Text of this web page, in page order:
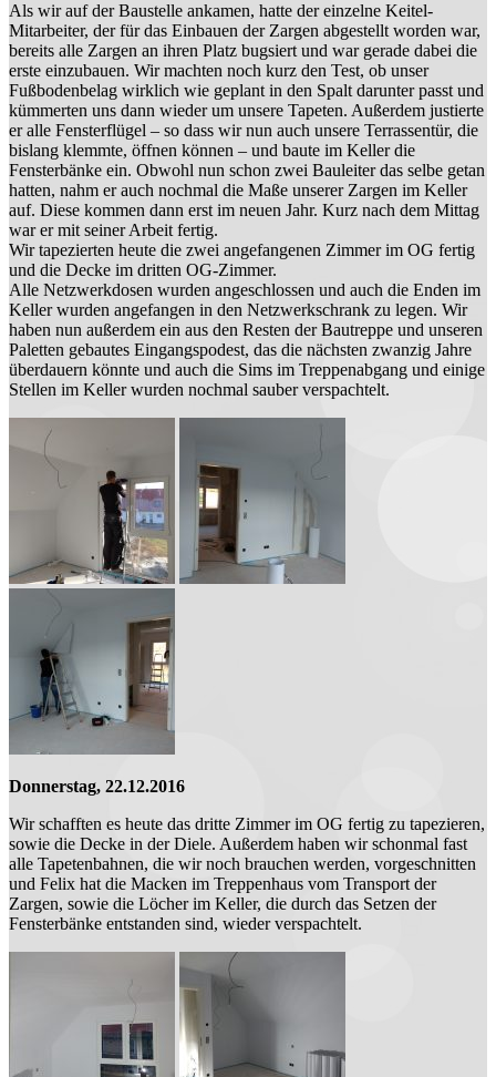
Als wir auf der Baustelle ankamen, hatte der einzelne Keitel-
Mitarbeiter, der für das Einbauen der Zargen abgestellt worden war,
bereits alle Zargen an ihren Platz bugsiert und war gerade dabei die
erste einzubauen. Wir machten noch kurz den Test, ob unser
Fußbodenbelag wirklich wie geplant in den Spalt darunter passt und
kümmerten uns dann wieder um unsere Tapeten. Außerdem justierte
er alle Fensterflügel – so dass wir nun auch unsere Terrassentür, die
bislang klemmte, öffnen können – und baute im Keller die
Fensterbänke ein. Obwohl nun schon zwei Bauleiter das selbe getan
hatten, nahm er auch nochmal die Maße unserer Zargen im Keller
auf. Diese kommen dann erst im neuen Jahr. Kurz nach dem Mittag
war er mit seiner Arbeit fertig.
Wir tapezierten heute die zwei angefangenen Zimmer im OG fertig
und die Decke im dritten OG-Zimmer.
Alle Netzwerkdosen wurden angeschlossen und auch die Enden im
Keller wurden angefangen in den Netzwerkschrank zu legen. Wir
haben nun außerdem ein aus den Resten der Bautreppe und unseren
Paletten gebautes Eingangspodest, das die nächsten zwanzig Jahre
überdauern könnte und auch die Sims im Treppenabgang und einige
Stellen im Keller wurden nochmal sauber verspachtelt.
Donnerstag, 22.12.2016
Wir schafften es heute das dritte Zimmer im OG fertig zu tapezieren,
sowie die Decke in der Diele. Außerdem haben wir schonmal fast
alle Tapetenbahnen, die wir noch brauchen werden, vorgeschnitten
und Felix hat die Macken im Treppenhaus vom Transport der
Zargen, sowie die Löcher im Keller, die durch das Setzen der
Fensterbänke entstanden sind, wieder verspachtelt.